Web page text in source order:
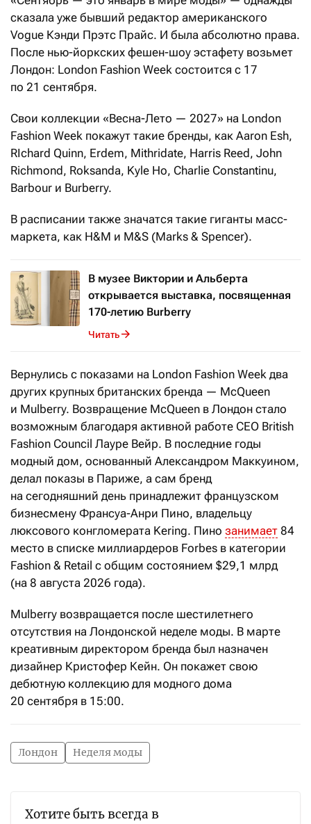
сказала уже бывший редактор американского
Vogue Кэнди Прэтс Прайс. И была абсолютно права.
После нью-йоркских фешен-шоу эстафету возьмет
Лондон: London Fashion Week состоится с 17
по 21 сентября.
Свои коллекции «Весна-Лето — 2027» на London
Fashion Week покажут такие бренды, как Aaron Esh,
RIchard Quinn, Erdem, Mithridate, Harris Reed, John
Richmond, Roksanda, Kyle Ho, Сharlie Constantinu,
Barbour и Burberry.
В расписании также значатся такие гиганты масс-
маркета, как H&M и M&S (Marks & Spencer).
В музее Виктории и Альберта
открывается выставка, посвященная
170-летию Burberry
Читать
Вернулись с показами на London Fashion Week два
других крупных британских бренда — McQueen
и Mulberry. Возвращение McQueen в Лондон стало
возможным благодаря активной работе СEO British
Fashion Council Лауре Вейр. В последние годы
модный дом, основанный Александром Маккуином,
делал показы в Париже, а сам бренд
на сегодняшний день принадлежит французском
бизнесмену Франсуа-Анри Пино, владельцу
люксового конгломерата Kering. Пино занимает 84
место в списке миллиардеров Forbes в категории
Fashion & Retail c общим состоянием $29,1 млрд
(на 8 августа 2026 года).
Mulberry возвращается после шестилетнего
отсутствия на Лондонской неделе моды. В марте
креативным директором бренда был назначен
дизайнер Кристофер Кейн. Он покажет свою
дебютную коллекцию для модного дома
20 сентября в 15:00.
Лондон Неделя моды
Хотите быть всегда в